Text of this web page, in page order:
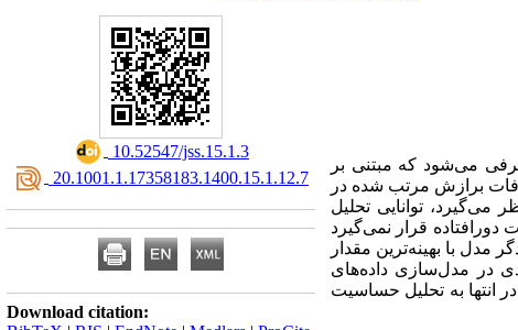
می‌شود که مبتنی بر
برازش مرتب شده در
توانایی تحلیل
دورافتاده قرار نمی‌گیرد
مدل با بهینه‌ترین مقدار
در مدل‌سازی داده‌های
انتها به تحلیل حساسیت
‎ 10.52547/jss.15.1.3
‎ 20.1001.1.17358183.1400.15.1.12.7
Download citation: